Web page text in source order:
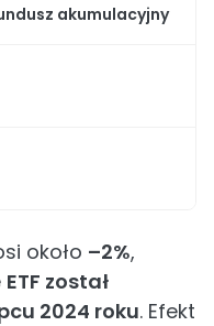
akumulacyjny
około –2%,
ETF został
2024 roku. Efekt